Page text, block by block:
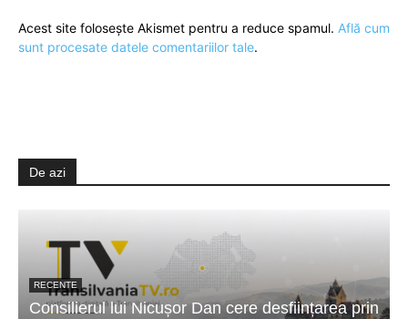
Acest site folosește Akismet pentru a reduce spamul. Află cum
sunt procesate datele comentariilor tale.
De azi
RECENTE
Consilierul lui Nicușor Dan cere desființarea prin